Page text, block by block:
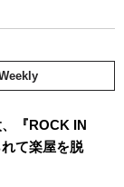
『ROCK IN
て楽屋を脱